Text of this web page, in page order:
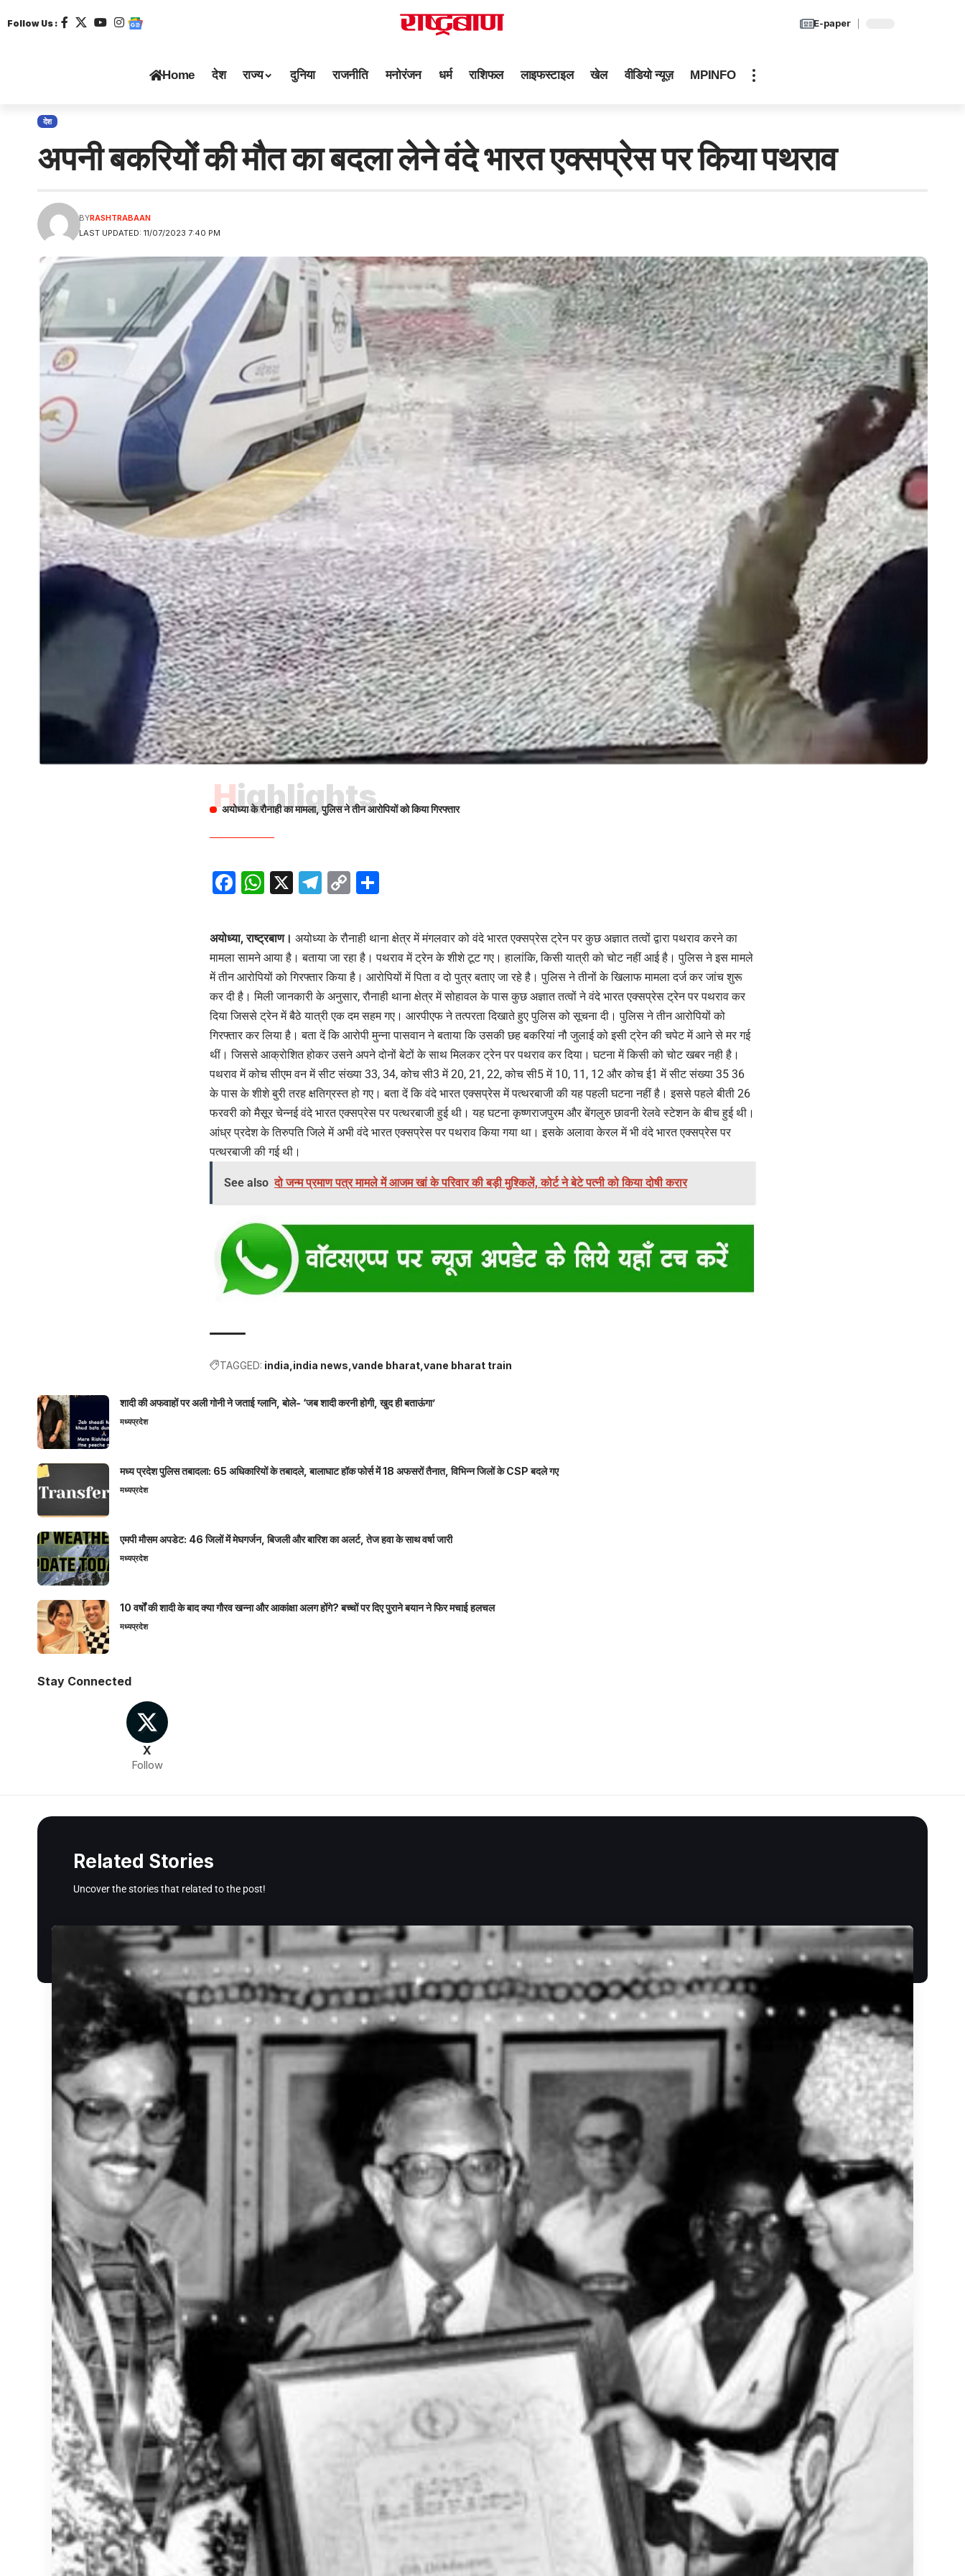
Follow Us : E-paper
Home देश राज्य दुनिया राजनीति मनोरंजन धर्म राशिफल लाइफस्टाइल खेल वीडियो न्यूज़ MPINFO
देश
अपनी बकरियोंं की मौत का बदला लेने वंदे भारत एक्सप्रेस पर किया पथराव
LAST UPDATED: 11/07/2023 7:40 PM
BYRASHTRABAAN
Highlights
अयोध्या के रौनाही का मामला, पुलिस ने तीन आरोपियों को किया गिरफ्तार
Facebook
WhatsApp
X Telegram
Copy
अयोध्या, राष्ट्रबाण। अयोध्या के रौनाही थाना क्षेत्र में मंगलवार को वंदे भारत एक्सप्रेस ट्रेन पर कुछ अज्ञात तत्वों द्वारा पथराव करने का
मामला सामने आया है। बताया जा रहा है। पथराव में ट्रेन के शीशे टूट गए। हालांकि, किसी यात्री को चोट नहीं आई है। पुलिस ने इस मामले
में तीन आरोपियों को गिरफ्तार किया है। आरोपियों में पिता व दो पुत्र बताए जा रहे है। पुलिस ने तीनों के खिलाफ मामला दर्ज कर जांच शुरू
कर दी है। मिली जानकारी के अनुसार, रौनाही थाना क्षेत्र में सोहावल के पास कुछ अज्ञात तत्वों ने वंदे भारत एक्सप्रेस ट्रेन पर पथराव कर
दिया जिससे ट्रेन में बैठे यात्री एक दम सहम गए। आरपीएफ ने तत्परता दिखाते हुए पुलिस को सूचना दी। पुलिस ने तीन आरोपियों को
गिरफ्तार कर लिया है। बता दें कि आरोपी मुन्ना पासवान ने बताया कि उसकी छह बकरियां नौ जुलाई को इसी ट्रेन की चपेट में आने से मर गई
थीं। जिससे आक्रोशित होकर उसने अपने दोनों बेटों के साथ मिलकर ट्रेन पर पथराव कर दिया। घटना में किसी को चोट खबर नही है।
पथराव में कोच सीएम वन में सीट संख्या 33, 34, कोच सी3 में 20, 21, 22, कोच सी5 में 10, 11, 12 और कोच ई1 में सीट संख्या 35 36
के पास के शीशे बुरी तरह क्षतिग्रस्त हो गए। बता दें कि वंदे भारत एक्सप्रेस में पत्थरबाजी की यह पहली घटना नहीं है। इससे पहले बीती 26
फरवरी को मैसूर चेन्नई वंदे भारत एक्सप्रेस पर पत्थरबाजी हुई थी। यह घटना कृष्णराजपुरम और बेंगलुरु छावनी रेलवे स्टेशन के बीच हुई थी।
आंध्र प्रदेश के तिरुपति जिले में अभी वंदे भारत एक्सप्रेस पर पथराव किया गया था। इसके अलावा केरल में भी वंदे भारत एक्सप्रेस पर
पत्थरबाजी की गई थी।
See also दो जन्म प्रमाण पत्र मामले में आजम खां के परिवार की बड़ी मुश्किलें, कोर्ट ने बेटे पत्नी को किया दोषी करार
TAGGED: india india news vande bharat vane bharat train
शादी की अफवाहों पर अली गोनी ने जताई ग्लानि, बोले- ‘जब शादी करनी होगी, खुद ही बताऊंगा’
मध्यप्रदेश
मध्य प्रदेश पुलिस तबादला: 65 अधिकारियों के तबादले, बालाघाट हॉक फोर्स में 18 अफसरों तैनात, विभिन्न जिलों के CSP बदले गए
मध्यप्रदेश
एमपी मौसम अपडेट: 46 जिलों में मेघगर्जन, बिजली और बारिश का अलर्ट, तेज हवा के साथ वर्षा जारी
मध्यप्रदेश
10 वर्षों की शादी के बाद क्या गौरव खन्ना और आकांक्षा अलग होंगे? बच्चों पर दिए पुराने बयान ने फिर मचाई हलचल
मध्यप्रदेश
Stay Connected
X
Follow
Related Stories
Uncover the stories that related to the post!